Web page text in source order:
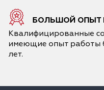
БОЛЬШОЙ ОПЫТ
Квалифицированные
имеющие опыт работы
лет.